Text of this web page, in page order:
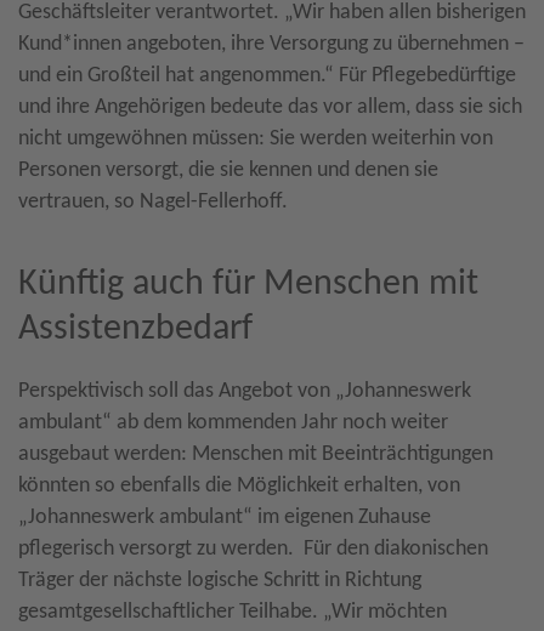
Geschäftsleiter verantwortet. „Wir haben allen bisherigen
Kund*innen angeboten, ihre Versorgung zu übernehmen –
und ein Großteil hat angenommen.“ Für Pflegebedürftige
und ihre Angehörigen bedeute das vor allem, dass sie sich
nicht umgewöhnen müssen: Sie werden weiterhin von
Personen versorgt, die sie kennen und denen sie
vertrauen, so Nagel-Fellerhoff.
Künftig auch für Menschen mit
Assistenzbedarf
Perspektivisch soll das Angebot von „Johanneswerk
ambulant“ ab dem kommenden Jahr noch weiter
ausgebaut werden: Menschen mit Beeinträchtigungen
könnten so ebenfalls die Möglichkeit erhalten, von
„Johanneswerk ambulant“ im eigenen Zuhause
pflegerisch versorgt zu werden. Für den diakonischen
Träger der nächste logische Schritt in Richtung
gesamtgesellschaftlicher Teilhabe. „Wir möchten